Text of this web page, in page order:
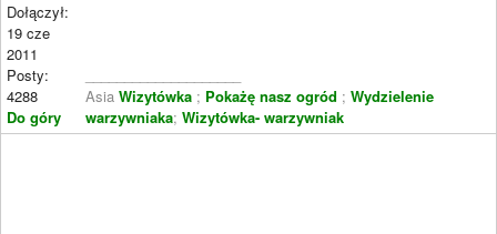
Dołączył:
19 cze
2011
Posty:
4288
Do góry
Asia Wizytówka ; Pokażę nasz ogród ; Wydzielenie
warzywniaka; Wizytówka- warzywniak